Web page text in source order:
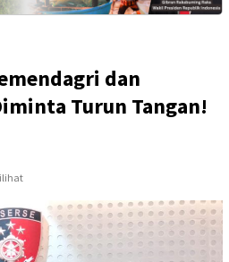
dan
Turun Tangan!